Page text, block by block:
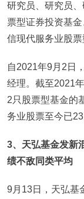
研究员、研究员
票型证券投资基
信现代服务业股票
自2021年9月2日
经理。截至2021
2只股票型基金的
务业股票至今已
3、天弘基金发新
绩不敌同类平均
9月13日，天弘基